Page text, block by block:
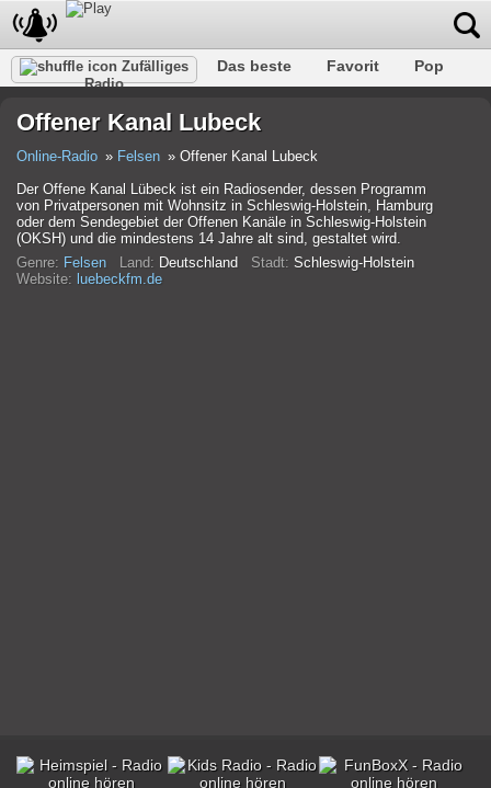
Zufälliges
Radio
Das beste Favorit
Pop
Rap
Trans Falk Jazz
Offener Kanal Lubeck
Online-Radio Felsen
Offener Kanal Lubeck
Der Offene Kanal Lübeck ist ein Radiosender, dessen Programm
von Privatpersonen mit Wohnsitz in Schleswig-Holstein, Hamburg
oder dem Sendegebiet der Offenen Kanäle in Schleswig-Holstein
(OKSH) und die mindestens 14 Jahre alt sind, gestaltet wird.
Genre: Felsen Land: Deutschland Stadt: Schleswig-Holstein
Website: luebeckfm.de